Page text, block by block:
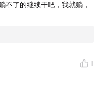
不了的继续干吧，我就躺，
1